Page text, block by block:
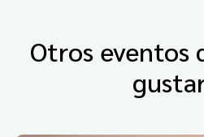
Otros eventos